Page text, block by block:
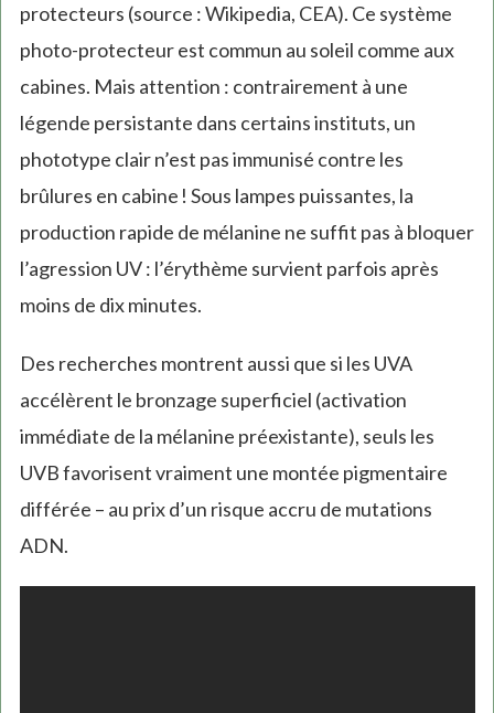
protecteurs (source : Wikipedia, CEA). Ce système
photo-protecteur est commun au soleil comme aux
cabines. Mais attention : contrairement à une
légende persistante dans certains instituts, un
phototype clair n’est pas immunisé contre les
brûlures en cabine ! Sous lampes puissantes, la
production rapide de mélanine ne suffit pas à bloquer
l’agression UV : l’érythème survient parfois après
moins de dix minutes.
Des recherches montrent aussi que si les UVA
accélèrent le bronzage superficiel (activation
immédiate de la mélanine préexistante), seuls les
UVB favorisent vraiment une montée pigmentaire
différée – au prix d’un risque accru de mutations
ADN.